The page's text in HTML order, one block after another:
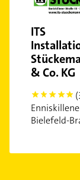
ITS
& Co. KG
5
Bielefeld-